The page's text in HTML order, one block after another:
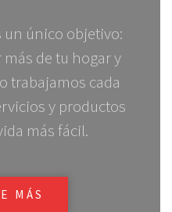
un único objetivo:
de tu hogar y
trabajamos cada
y productos
más fácil.
MÁS